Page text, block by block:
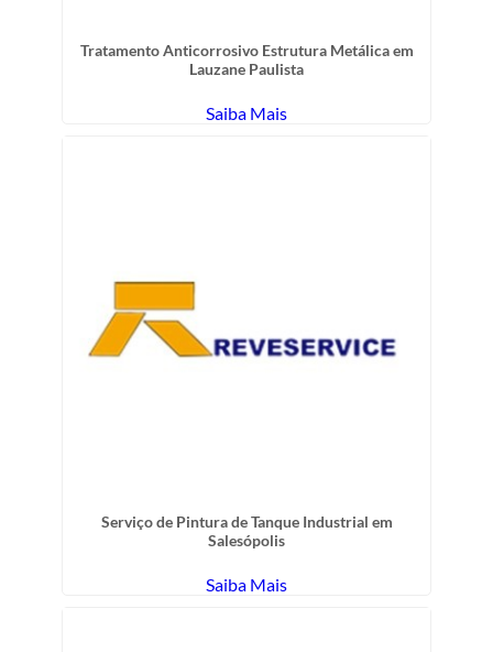
Tratamento Anticorrosivo Estrutura Metálica em
Lauzane Paulista
Saiba Mais
Serviço de Pintura de Tanque Industrial em
Salesópolis
Saiba Mais